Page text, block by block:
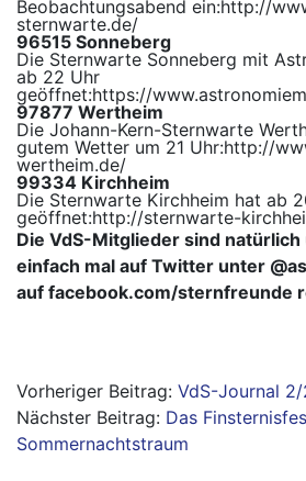
Beobachtungsabend ein:http://
sternwarte.de/
96515 Sonneberg
Die Sternwarte Sonneberg mit
ab 22 Uhr
geöffnet:https://
97877 Wertheim
Die Johann-Kern-Sternwarte
gutem Wetter um 21 Uhr:http://
wertheim.de/
99334 Kirchheim
Die Sternwarte Kirchheim hat ab
geöffnet:http://sternwarte-
Die VdS-Mitglieder sind
einfach mal auf Twitter unter
auf facebook.com/sternfreunde
Beitragsnavigation
VdS-Journal
Das
Sommernachtstraum